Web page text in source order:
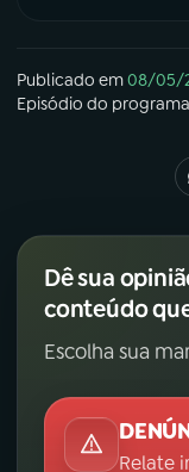
Publicado em08/05/
Episódio do programa
Dê sua
conteúdo
Escolha sua
Relate